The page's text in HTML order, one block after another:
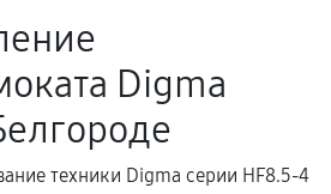
детали при
в течение
комплектующей заявленным
Digma
техники Digma серии HF8.5-4